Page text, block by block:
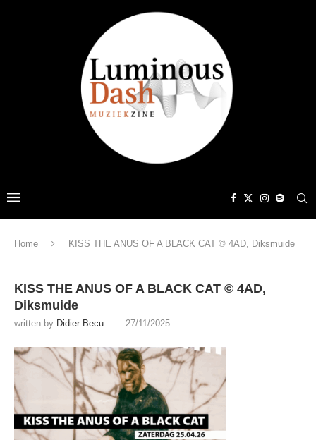
Home KISS THE ANUS OF A BLACK CAT © 4AD, Diksmuide
KISS THE ANUS OF A BLACK CAT © 4AD,
Diksmuide
written by Didier Becu 27/11/2025